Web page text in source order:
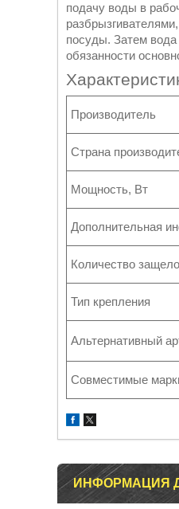
подачу воды в
посуды. Затем вода
обязанности
Производитель
Страна
Мощность, Вт
Дополнительная
Количество
Тип крепления
Альтернативный
Совместимые
ИНФОРМАЦИЯ